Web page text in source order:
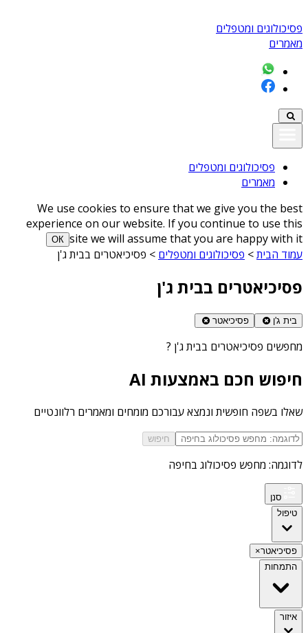
פסיכולוגים ומטפלים
מאמרים
פסיכולוגים ומטפלים
מאמרים
We use cookies to ensure that we give you the best
experience on our website. If you continue to use this
site we will assume that you are happy with it
ОК
עמוד הבית> פסיכולוגים ומטפלים > פסיכיאטרים בבית ג'ן
פסיכיאטרים בבית ג'ן
בית ג'ן פסיכיאטר
מחפשים פסיכיאטרים בבית ג'ן ?
חיפוש חכם באמצעות AI
שאלו בשפה חופשית ונמצא עבורכם מומחים ומאמרים רלוונטיים
חיפוש
לדוגמה: מחפש פסיכולוג בחיפה
סנן
טיפול
פסיכיאטר×
התמחות
איזור